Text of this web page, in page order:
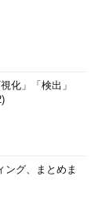
化」「検出」
ング、まとめま